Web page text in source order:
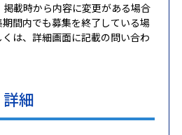
載時から内容に変更がある場合
間内でも募集を終了している場
は、詳細画面に記載の問い合わ
詳細